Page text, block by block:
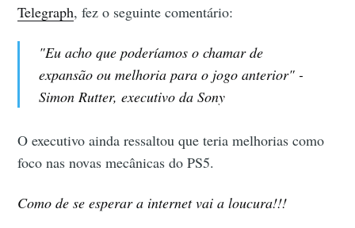
Telegraph, fez o seguinte comentário:
"Eu acho que poderíamos o chamar de
expansão ou melhoria para o jogo anterior" -
Simon Rutter, executivo da Sony
O executivo ainda ressaltou que teria melhorias como
foco nas novas mecânicas do PS5.
Como de se esperar a internet vai a loucura!!!